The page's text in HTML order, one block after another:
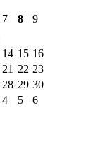
7 8 9
14 15 16
21 22 23
28 29 30
4 5 6